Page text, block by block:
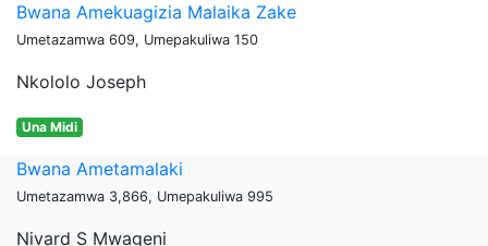
Bwana Amekuagizia Malaika Zake
Umetazamwa 609, Umepakuliwa 150
Nkololo Joseph
Una Midi
Bwana Ametamalaki
Umetazamwa 3,866, Umepakuliwa 995
Nivard S Mwageni